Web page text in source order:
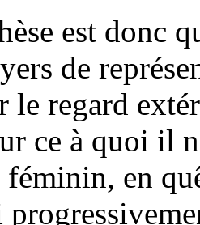
est donc
de
le regard
ce à quoi il
en